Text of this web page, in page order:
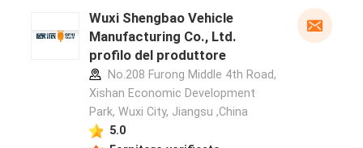
Wuxi Shengbao Vehicle
Manufacturing Co., Ltd.
profilo del produttore
No.208 Furong Middle 4th Road,
Xishan Economic Development
Park, Wuxi City, Jiangsu ,China
5.0